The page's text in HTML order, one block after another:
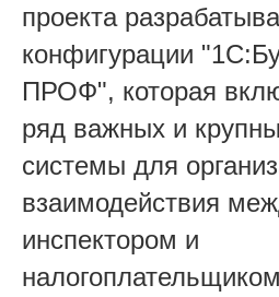
проекта
конфигурации
ПРОФ", которая
ряд важных и
системы для
взаимодействия
инспектором и